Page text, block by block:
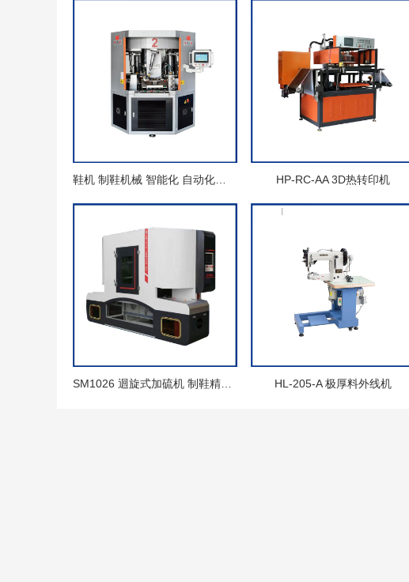
HP-RC-AA 3D热转印机
SM1026 迴旋式加硫机 制鞋精益生产流水线 鞋厂模块化精益生产线 HL-205-A 极厚料外线机